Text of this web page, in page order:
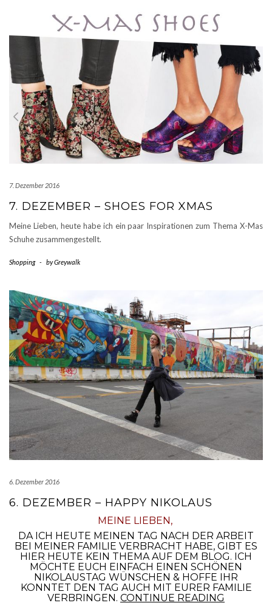
7. Dezember 2016
7. DEZEMBER – SHOES FOR XMAS
Meine Lieben, heute habe ich ein paar Inspirationen zum Thema X-Mas
Schuhe zusammengestellt.
Shopping - byGreywalk
6. Dezember 2016
6. DEZEMBER – HAPPY NIKOLAUS
MEINE LIEBEN,
DA ICH HEUTE MEINEN TAG NACH DER ARBEIT
BEI MEINER FAMILIE VERBRACHT HABE, GIBT ES
HIER HEUTE KEIN THEMA AUF DEM BLOG. ICH
MÖCHTE EUCH EINFACH EINEN SCHÖNEN
NIKOLAUSTAG WÜNSCHEN & HOFFE IHR
KONNTET DEN TAG AUCH MIT EURER FAMILIE
VERBRINGEN. CONTINUE READING